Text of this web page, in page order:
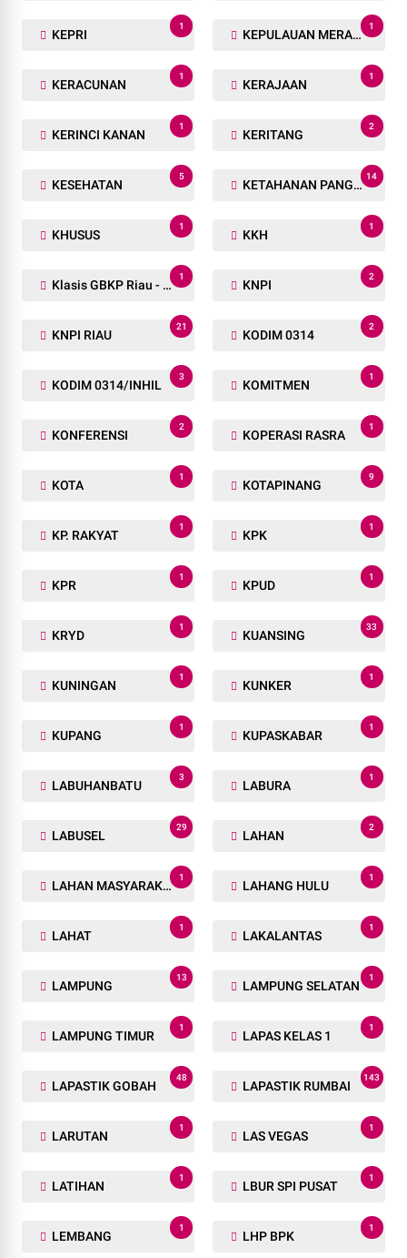
KEPRI
1
KEPULAUAN MERANTI
1
KERACUNAN
1
KERAJAAN
1
KERINCI KANAN
1
KERITANG
2
KESEHATAN
5
KETAHANAN PANGAN
14
KHUSUS
1
KKH
1
Klasis GBKP Riau - Sumbar.
1
KNPI
2
KNPI RIAU
21
KODIM 0314
2
KODIM 0314/INHIL
3
KOMITMEN
1
KONFERENSI
2
KOPERASI RASRA
1
KOTA
1
KOTAPINANG
9
KP. RAKYAT
1
KPK
1
KPR
1
KPUD
1
KRYD
1
KUANSING
33
KUNINGAN
1
KUNKER
1
KUPANG
1
KUPASKABAR
1
LABUHANBATU
3
LABURA
1
LABUSEL
29
LAHAN
2
LAHAN MASYARAKAT
1
LAHANG HULU
1
LAHAT
1
LAKALANTAS
1
LAMPUNG
13
LAMPUNG SELATAN
1
LAMPUNG TIMUR
1
LAPAS KELAS 1
1
LAPASTIK GOBAH
48
LAPASTIK RUMBAI
143
LARUTAN
1
LAS VEGAS
1
LATIHAN
1
LBUR SPI PUSAT
1
LEMBANG
1
LHP BPK
1